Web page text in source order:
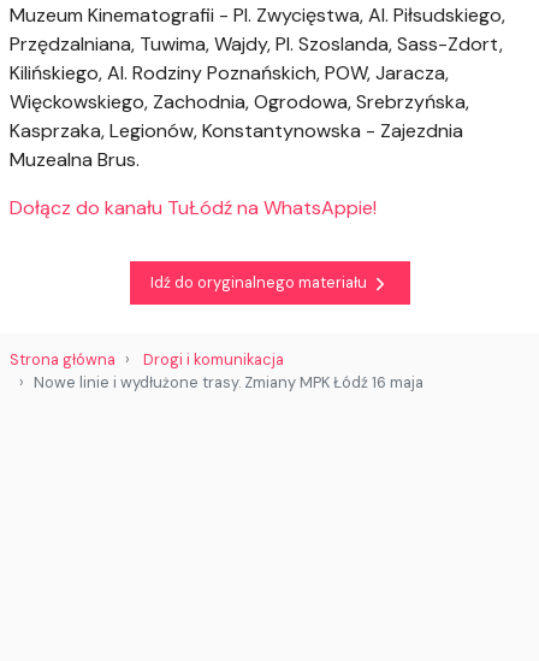
Muzeum Kinematografii - Pl. Zwycięstwa, Al. Piłsudskiego,
Przędzalniana, Tuwima, Wajdy, Pl. Szoslanda, Sass-Zdort,
Kilińskiego, Al. Rodziny Poznańskich, POW, Jaracza,
Więckowskiego, Zachodnia, Ogrodowa, Srebrzyńska,
Kasprzaka, Legionów, Konstantynowska - Zajezdnia
Muzealna Brus.
Dołącz do kanału TuŁódź na WhatsAppie!
Idź do oryginalnego materiału
Strona główna
Drogi i komunikacja
Nowe linie i wydłużone trasy. Zmiany MPK Łódź 16 maja